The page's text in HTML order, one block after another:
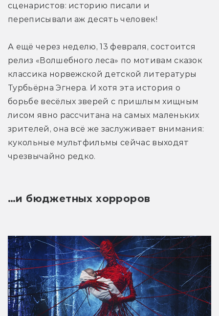
сценаристов: историю писали и
переписывали аж десять человек!
А ещё через неделю, 13 февраля, состоится
релиз «Волшебного леса» по мотивам сказок
классика норвежской детской литературы
Турбьёрна Эгнера. И хотя эта история о
борьбе весёлых зверей с пришлым хищным
лисом явно рассчитана на самых маленьких
зрителей, она всё же заслуживает внимания:
кукольные мультфильмы сейчас выходят
чрезвычайно редко.
…и бюджетных хорроров